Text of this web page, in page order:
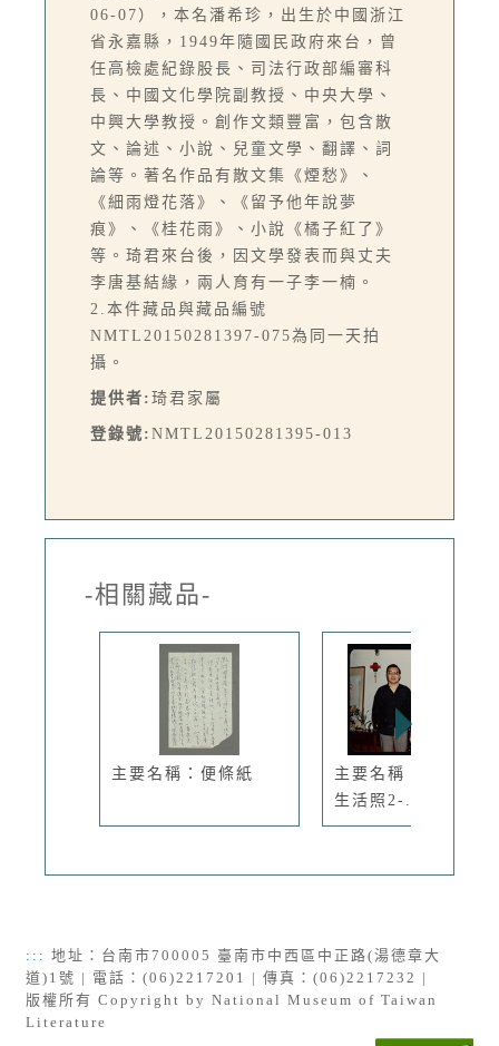
06-07），本名潘希珍，出生於中國浙江
省永嘉縣，1949年隨國民政府來台，曾
任高檢處紀錄股長、司法行政部編審科
長、中國文化學院副教授、中央大學、
中興大學教授。創作文類豐富，包含散
文、論述、小說、兒童文學、翻譯、詞
論等。著名作品有散文集《煙愁》、
《細雨燈花落》、《留予他年說夢
痕》、《桂花雨》、小說《橘子紅了》
等。琦君來台後，因文學發表而與丈夫
李唐基結緣，兩人育有一子李一楠。
2.本件藏品與藏品編號
NMTL20150281397-075為同一天拍
攝。
提供者: 琦君家屬
登錄號: NMTL20150281395-013
-相關藏品-
主要名稱：便條紙
主要名稱：琦君夫婦
生活照2-...
::: 地址：台南市700005 臺南市中西區中正路(湯德章大
道)1號 | 電話：(06)2217201 | 傳真：(06)2217232 |
版權所有 Copyright by National Museum of Taiwan
Literature